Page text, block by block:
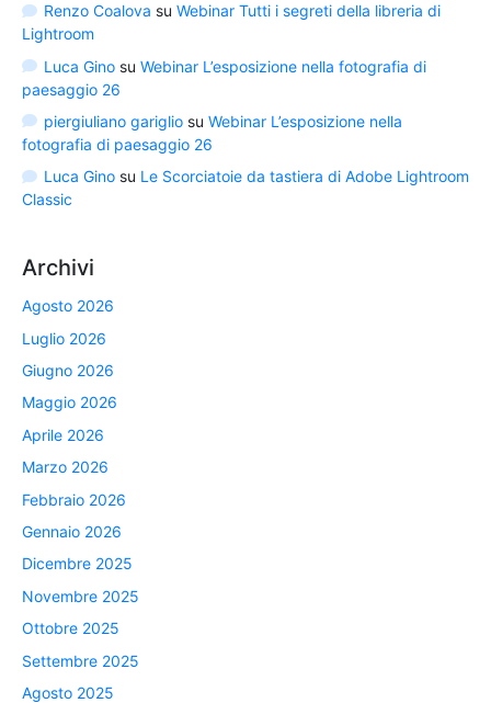
Renzo Coalova su Webinar Tutti i segreti della libreria di
Lightroom
Luca Ginosu Webinar L’esposizione nella fotografia di
paesaggio 26
piergiuliano garigliosu Webinar L’esposizione nella
fotografia di paesaggio 26
Luca Ginosu Le Scorciatoie da tastiera di Adobe Lightroom
Classic
Archivi
Agosto 2026
Luglio 2026
Giugno 2026
Maggio 2026
Aprile 2026
Marzo 2026
Febbraio 2026
Gennaio 2026
Dicembre 2025
Novembre 2025
Ottobre 2025
Settembre 2025
Agosto 2025